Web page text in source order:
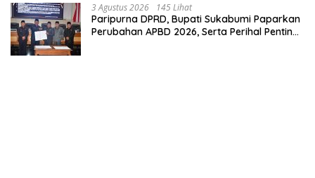
3 Agustus 2026 145 Lihat
Paripurna DPRD, Bupati Sukabumi Paparkan
Perubahan APBD 2026, Serta Perihal Penting